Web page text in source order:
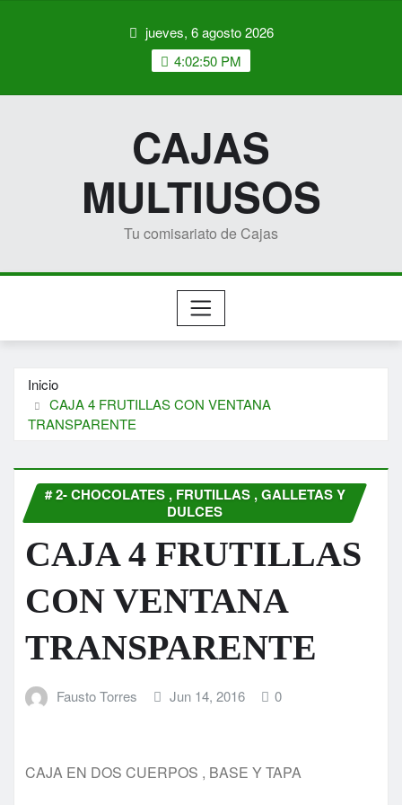
jueves, 6 agosto 2026
4:02:51 PM
CAJAS
MULTIUSOS
Tu comisariato de Cajas
Inicio
CAJA 4 FRUTILLAS CON VENTANA
TRANSPARENTE
# 2- CHOCOLATES , FRUTILLAS , GALLETAS Y
DULCES
CAJA 4 FRUTILLAS
CON VENTANA
TRANSPARENTE
Fausto Torres Jun 14, 2016 0
CAJA EN DOS CUERPOS , BASE Y TAPA